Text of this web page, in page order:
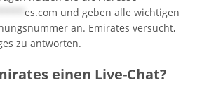
es.com und geben alle wichtigen
an. Emirates versucht,
zu antworten.
einen Live-Chat?